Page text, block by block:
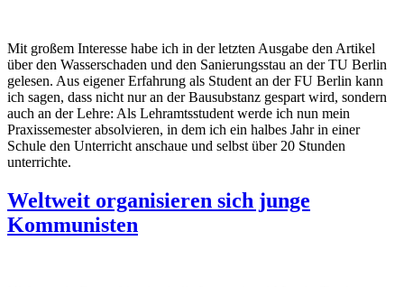
Mit großem Interesse habe ich in der letzten Ausgabe den Artikel
über den Wasserschaden und den Sanierungsstau an der TU Berlin
gelesen. Aus eigener Erfahrung als Student an der FU Berlin kann
ich sagen, dass nicht nur an der Bausubstanz gespart wird, sondern
auch an der Lehre: Als Lehramtsstudent werde ich nun mein
Praxissemester absolvieren, in dem ich ein halbes Jahr in einer
Schule den Unterricht anschaue und selbst über 20 Stunden
unterrichte.
Weltweit organisieren sich junge
Kommunisten